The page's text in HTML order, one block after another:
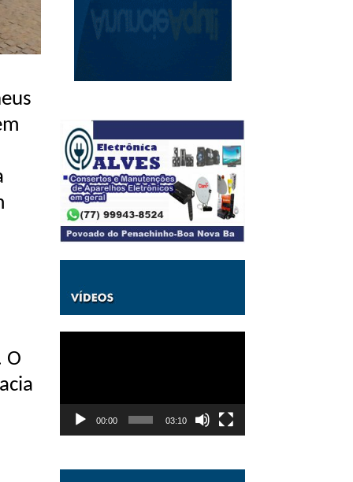
O
00:00 03:10